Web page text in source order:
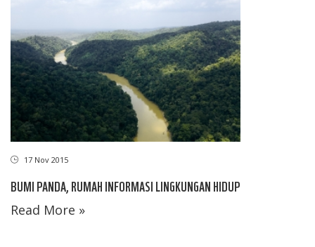
17 Nov 2015
BUMI PANDA, RUMAH INFORMASI LINGKUNGAN HIDUP
Read More »